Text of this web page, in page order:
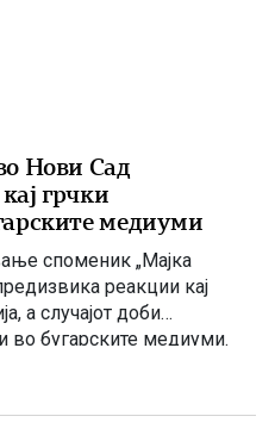
Нови Сад
грчки
медиуми
споменик „Мајка
реакции кај
а случајот доби
во бугарските медиуми.
нагласува дека
на македонскиот